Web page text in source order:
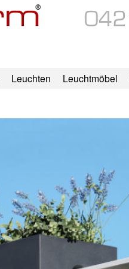
Leuchten Leuchtmöbel